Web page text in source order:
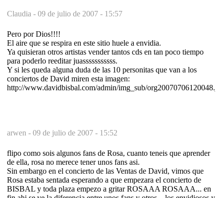
Claudia - 09 de julio de 2007 - 15:57
Pero por Dios!!!!
El aire que se respira en este sitio huele a envidia.
Ya quisieran otros artistas vender tantos cds en tan poco tiempo
para poderlo reeditar juasssssssssss.
Y si les queda alguna duda de las 10 personitas que van a los
conciertos de David miren esta imagen:
http://www.davidbisbal.com/admin/img_sub/
arwen - 09 de julio de 2007 - 15:52
flipo como sois algunos fans de Rosa, cuanto teneis que aprender
de ella, rosa no merece tener unos fans asi.
Sin embargo en el concierto de las Ventas de David, vimos que
Rosa estaba sentada esperando a que empezara el concierto de
BISBAL y toda plaza empezo a gritar ROSAAA ROSAAA... en